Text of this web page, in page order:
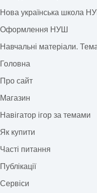
Нова українська школа
Оформлення НУШ
Навчальні матеріали.
Головна
Про сайт
Магазин
Навігатор ігор за темами
Як купити
Часті питання
Публікації
Сервіси